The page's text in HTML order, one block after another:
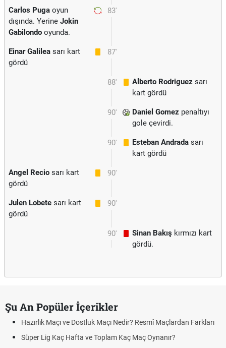
83'
Carlos Puga oyun
dışında. Yerine Jokin
Gabilondo oyunda.
87'
Einar Galilea sarı kart
gördü
88' Alberto Rodriguez sarı
kart gördü
90' Daniel Gomez penaltıyı
gole çevirdi.
90' Esteban Andrada sarı
kart gördü
90'
Angel Recio sarı kart
gördü
90'
Julen Lobete sarı kart
gördü
90' Sinan Bakış kırmızı kart
gördü.
Şu An Popüler İçerikler
Hazırlık Maçı ve Dostluk Maçı Nedir? Resmî Maçlardan Farkları
Süper Lig Kaç Hafta ve Toplam Kaç Maç Oynanır?